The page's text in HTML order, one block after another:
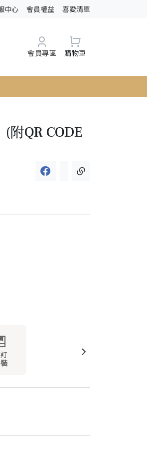
中心 會員權益 喜愛清單
會員專區 購物車
附QR CODE